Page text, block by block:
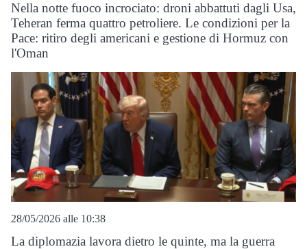
Nella notte fuoco incrociato: droni abbattuti dagli Usa,
Teheran ferma quattro petroliere. Le condizioni per la
Pace: ritiro degli americani e gestione di Hormuz con
l'Oman
28/05/2026 alle 10:38
La diplomazia lavora dietro le quinte, ma la guerra